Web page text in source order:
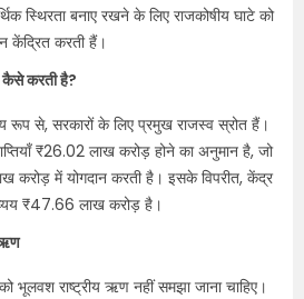
स्थिरता बनाए रखने के लिए राजकोषीय घाटे को
केंद्रित करती हैं।
कैसे करती है?
रूप से, सरकारों के लिए प्रमुख राजस्व स्रोत हैं।
₹26.02 लाख करोड़ होने का अनुमान है, जो
करोड़ में योगदान करती है। इसके विपरीत, केंद्र
₹47.66 लाख करोड़ है।
ऋण
भूलवश राष्ट्रीय ऋण नहीं समझा जाना चाहिए।